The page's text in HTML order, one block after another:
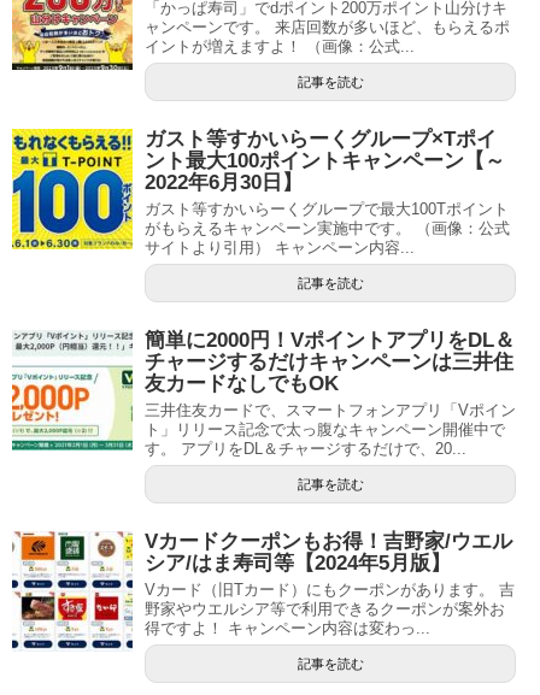
「かっぱ寿司」でdポイント200万ポイント山分けキ
ャンペーンです。 来店回数が多いほど、もらえるポ
イントが増えますよ！ （画像：公式...
記事を読む
ガスト等すかいらーくグループ×Tポイ
ント最大100ポイントキャンペーン【～
2022年6月30日】
ガスト等すかいらーくグループで最大100Tポイント
がもらえるキャンペーン実施中です。 （画像：公式
サイトより引用） キャンペーン内容...
記事を読む
簡単に2000円！VポイントアプリをDL＆
チャージするだけキャンペーンは三井住
友カードなしでもOK
三井住友カードで、スマートフォンアプリ「Vポイン
ト」リリース記念で太っ腹なキャンペーン開催中で
す。 アプリをDL＆チャージするだけで、20...
記事を読む
Vカードクーポンもお得！吉野家/ウエル
シア/はま寿司等【2024年5月版】
Vカード（旧Tカード）にもクーポンがあります。 吉
野家やウエルシア等で利用できるクーポンが案外お
得ですよ！ キャンペーン内容は変わっ...
記事を読む